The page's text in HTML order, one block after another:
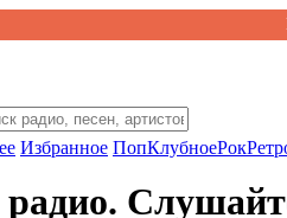
Избранное ПопКлубноеРок